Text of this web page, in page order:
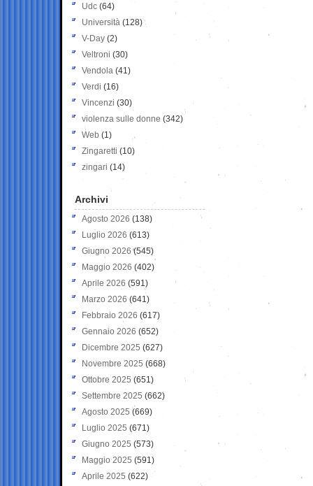
Udc (64)
Università (128)
V-Day (2)
Veltroni (30)
Vendola (41)
Verdi (16)
Vincenzi (30)
violenza sulle donne (342)
Web (1)
Zingaretti (10)
zingari (14)
Archivi
Agosto 2026 (138)
Luglio 2026 (613)
Giugno 2026 (545)
Maggio 2026 (402)
Aprile 2026 (591)
Marzo 2026 (641)
Febbraio 2026 (617)
Gennaio 2026 (652)
Dicembre 2025 (627)
Novembre 2025 (668)
Ottobre 2025 (651)
Settembre 2025 (662)
Agosto 2025 (669)
Luglio 2025 (671)
Giugno 2025 (573)
Maggio 2025 (591)
Aprile 2025 (622)